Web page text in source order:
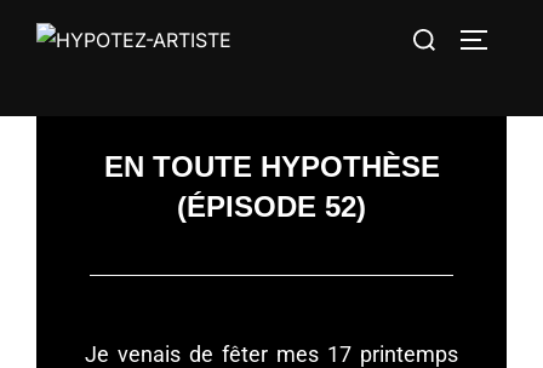
EN TOUTE HYPOTHÈSE
(ÉPISODE 52)
Je venais de fêter mes 17 printemps